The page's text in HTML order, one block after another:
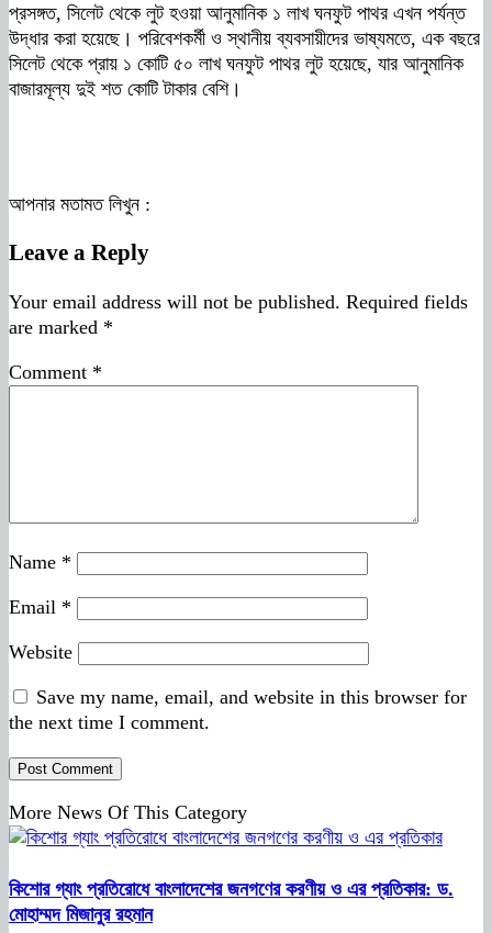
প্রসঙ্গত, সিলেট থেকে লুট হওয়া আনুমানিক ১ লাখ ঘনফুট পাথর এখন পর্যন্ত
উদ্ধার করা হয়েছে। পরিবেশকর্মী ও স্থানীয় ব্যবসায়ীদের ভাষ্যমতে, এক বছরে
সিলেট থেকে প্রায় ১ কোটি ৫০ লাখ ঘনফুট পাথর লুট হয়েছে, যার আনুমানিক
বাজারমূল্য দুই শত কোটি টাকার বেশি।
আপনার মতামত লিখুন :
Leave a Reply
Your email address will not be published. Required fields
are marked *
Comment *
Name *
Email *
Website
Save my name, email, and website in this browser for
the next time I comment.
More News Of This Category
কিশোর গ্যাং প্রতিরোধে বাংলাদেশের জনগণের করণীয় ও এর প্রতিকার: ড.
মোহাম্মদ মিজানুর রহমান